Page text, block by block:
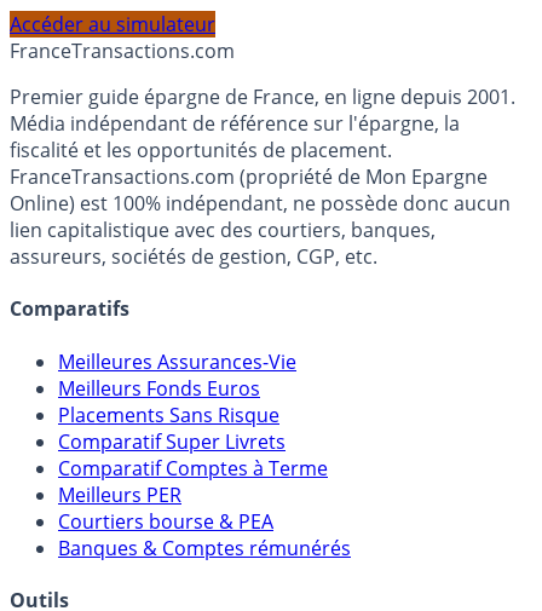
profil et horizon de placement.
FranceTransactions.com
Premier guide épargne de France, en ligne depuis 2001.
Média indépendant de référence sur l'épargne, la
fiscalité et les opportunités de placement.
FranceTransactions.com (propriété de Mon Epargne
Online) est 100% indépendant, ne possède donc aucun
assureurs, sociétés de gestion, CGP, etc.
Comparatifs
Meilleures Assurances-Vie
Meilleurs Fonds Euros
Placements Sans Risque
Comparatif Super Livrets
Comparatif Comptes à Terme
Meilleurs PER
Courtiers bourse & PEA
Banques & Comptes rémunérés